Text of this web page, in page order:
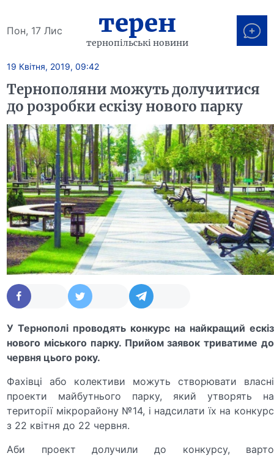
Пон, 17 Лис терен
тернопільські новини
19 Квітня, 2019, 09:42
Тернополяни можуть долучитися
до розробки ескізу нового парку
У Тернополі проводять конкурс на найкращий ескіз
нового міського парку. Прийом заявок триватиме до
червня цього року.
Фахівці або колективи можуть створювати власні
проекти майбутнього парку, який утворять на
території мікрорайону №14, і надсилати їх на конкурс
з 22 квітня до 22 червня.
Аби проект долучили до конкурсу, варто